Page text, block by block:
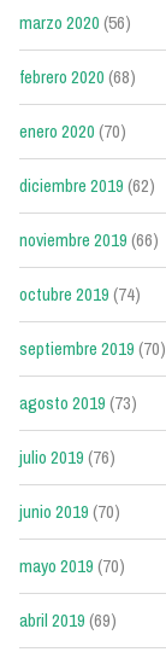
marzo 2020(56)
febrero 2020(68)
enero 2020(70)
diciembre 2019(62)
noviembre 2019(66)
octubre 2019(74)
septiembre 2019(70)
agosto 2019(73)
julio 2019(76)
junio 2019(70)
mayo 2019(70)
abril 2019(69)